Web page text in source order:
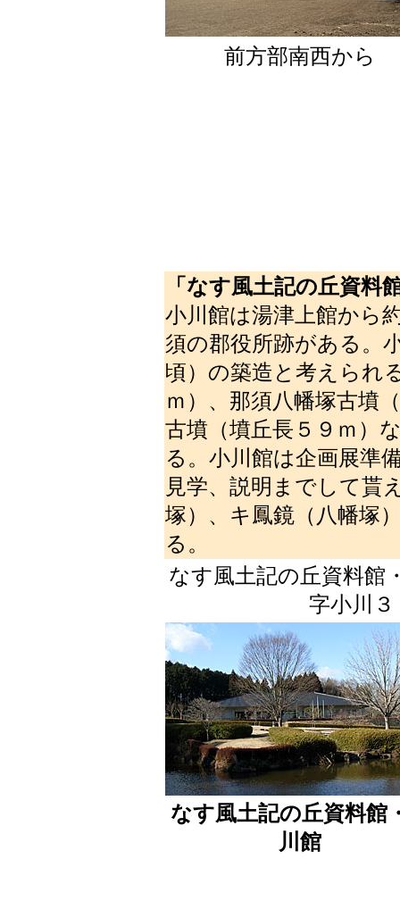
前方部南西から
「 なす風土記の丘資料
小川館は湯津上館から
須の郡役所跡がある。
頃）の築造と考えられ
ｍ）、那須八幡塚古墳
古墳（墳丘長５９ｍ）
る。小川館は企画展準
見学、説明までして貰
塚）、キ鳳鏡（八幡塚
る。
なす風土記の丘資料
字小
なす風土記の丘資料館
川館